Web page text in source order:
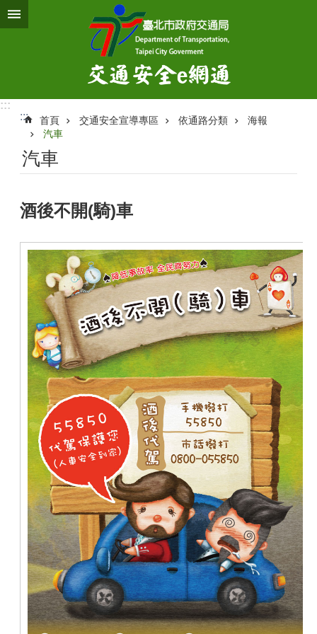
跳到主要內容區塊
:::
:::
首頁 交通安全宣導專區 依通路分類
海報
汽車
汽車
酒後不開(騎)車